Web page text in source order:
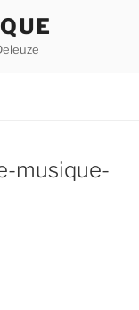
musique-